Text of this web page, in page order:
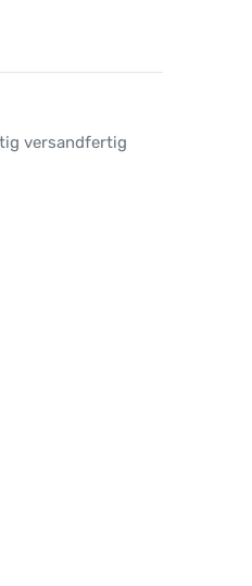
versandfertig